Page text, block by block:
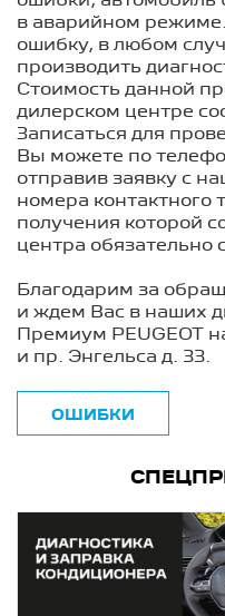
в аварийном
ошибку, в любом
производить
Стоимость данной
дилерском центре
Записаться для
Вы можете по
отправив заявку с
номера контактного
получения которой
центра обязательно
Благодарим за
и ждем Вас в наших
Премиум PEUGEOT
и пр. Энгельса д. 33.
ОШИБКИ